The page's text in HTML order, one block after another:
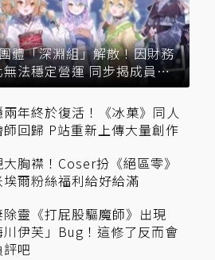
體「深淵組」解散！因財務
無法穩定營運 同步揭成員未
向
年終於復活！《冰菓》同人
師回歸 P站重新上傳大量創作
大胸襟！Coser扮《絕區零》
埃爾粉絲福利給好給滿
除靈《打屁股驅魔師》出現
川伊芙」Bug！這修了反而會
吧